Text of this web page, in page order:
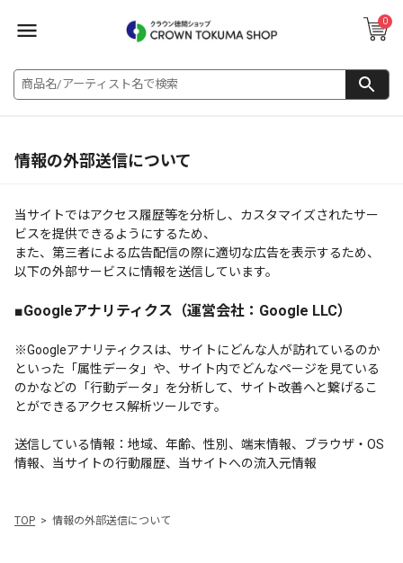
0
情報の外部送信について
当サイトではアクセス履歴等を分析し、カスタマイズされたサー
ビスを提供できるようにするため、
また、第三者による広告配信の際に適切な広告を表示するため、
以下の外部サービスに情報を送信しています。
■Googleアナリティクス（運営会社：Google LLC）
※Googleアナリティクスは、サイトにどんな人が訪れているのか
といった「属性データ」や、サイト内でどんなページを見ている
のかなどの「行動データ」を分析して、サイト改善へと繋げるこ
とができるアクセス解析ツールです。
送信している情報：地域、年齢、性別、端末情報、ブラウザ・OS
情報、当サイトの行動履歴、当サイトへの流入元情報
TOP 情報の外部送信について